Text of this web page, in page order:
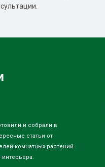
и собрали в
статьи от
комнатных растений